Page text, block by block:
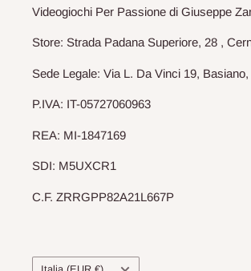
Videogiochi Per Passione di Giuseppe
Store: Strada Padana Superiore, 28 ,
Sede Legale: Via L. Da Vinci 19, Basiano,
P.IVA: IT-05727060963
REA: MI-1847169
SDI: M5UXCR1
C.F. ZRRGPP82A21L667P
Paese